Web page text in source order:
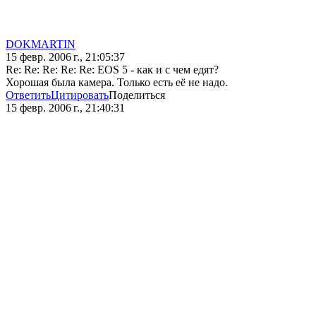
DOKMARTIN
15 февр. 2006 г., 21:05:37
Re: Re: Re: Re: Re: EOS 5 - как и с чем едят?
Хорошая была камера. Только есть её не надо.
ОтветитьЦитироватьПоделиться
15 февр. 2006 г., 21:40:31